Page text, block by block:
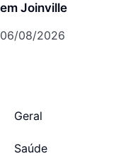
em Joinville
06/08/2026
Geral
Saúde